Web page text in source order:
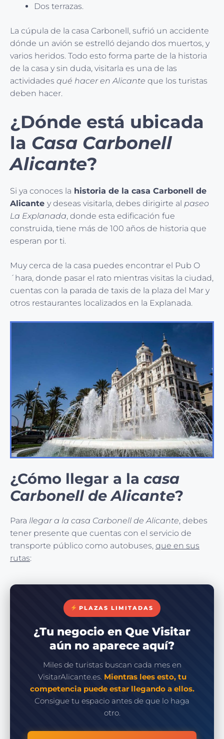
Dos terrazas.
La cúpula de la casa Carbonell, sufrió un accidente
dónde un avión se estrelló dejando dos muertos, y
varios heridos. Todo esto forma parte de la historia
de la casa y sin duda, visitarla es una de las
actividades qué hacer en Alicante que los turistas
deben hacer.
¿Dónde está ubicada
la Casa Carbonell
Alicante?
Si ya conoces la historia de la casa Carbonell de
Alicante y deseas visitarla, debes dirigirte al paseo
La Explanada, donde esta edificación fue
construida, tiene más de 100 años de historia que
esperan por ti.
Muy cerca de la casa puedes encontrar el Pub O
´hara, donde pasar el rato mientras visitas la ciudad,
cuentas con la parada de taxis de la plaza del Mar y
otros restaurantes localizados en la Explanada.
¿Cómo llegar a la casa
Carbonell de Alicante?
Para llegar a la casa Carbonell de Alicante, debes
tener presente que cuentas con el servicio de
transporte público como autobuses, que en sus
rutas:
PLAZAS LIMITADAS
¿Tu negocio en Que Visitar
aún no aparece aquí?
Miles de turistas buscan cada mes en
VisitarAlicante.es. Mientras lees esto, tu
competencia puede estar llegando a ellos.
Consigue tu espacio antes de que lo haga
otro.